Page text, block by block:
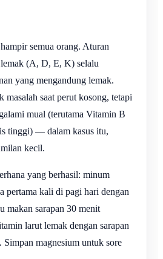
semua orang. Aturan
(A, D, E, K) selalu
yang mengandung lemak.
saat perut kosong, tetapi
mual (terutama Vitamin B
tinggi) — dalam kasus itu,
kecil.
yang berhasil: minum
pertama kali di pagi hari dengan
makan sarapan 30 menit
larut lemak dengan sarapan
Simpan magnesium untuk sore